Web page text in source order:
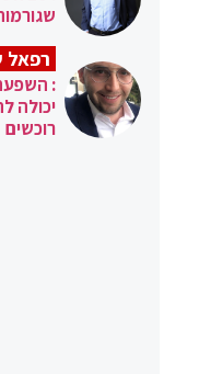
רפאל
:
יכולה
רוכשים